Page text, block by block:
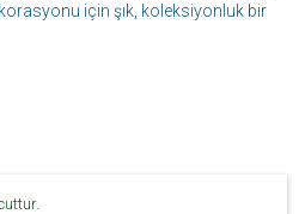
için şık, koleksiyonluk bir